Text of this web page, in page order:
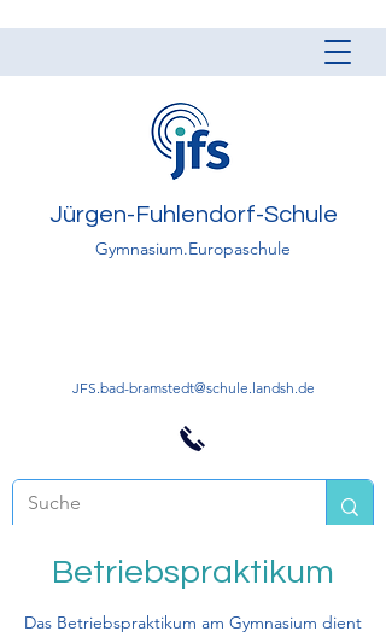
Jürgen-Fuhlendorf-Schule
Gymnasium.Europaschule
JFS.bad-bramstedt@schule.landsh.de
Betriebspraktikum
Das Betriebspraktikum am Gymnasium dient